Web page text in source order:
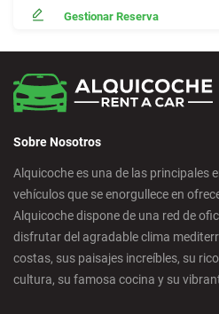
Gestionar Reserva
Sobre Nosotros
Alquicoche es una de las principales
vehículos que se enorgullece en
Alquicoche dispone de una red de
disfrutar del agradable clima
costas, sus paisajes increíbles, su
cultura, su famosa cocina y su